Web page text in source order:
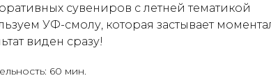
сувениров с летней тематикой
УФ-смолу, которая застывает
виден сразу!
60 мин.